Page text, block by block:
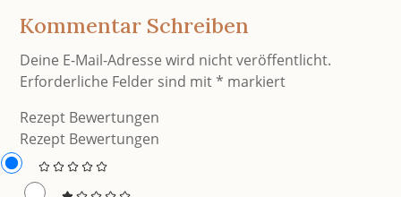
Kommentar Schreiben
Deine E-Mail-Adresse wird nicht veröffentlicht.
Erforderliche Felder sind mit* markiert
Rezept Bewertungen
Rezept Bewertungen